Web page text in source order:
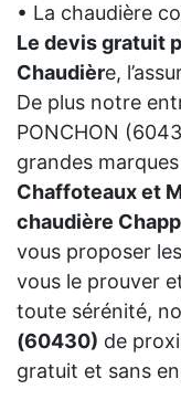
• La chaudière
Le devis gratuit
Chaudière,
De plus notre
PONCHON
grandes
Chaffoteaux et
chaudière
vous proposer
vous le prouver
toute sérénité,
(60430) de
gratuit et sans